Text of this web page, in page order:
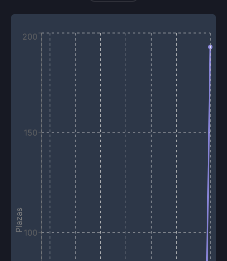
100
150
200
Plazas